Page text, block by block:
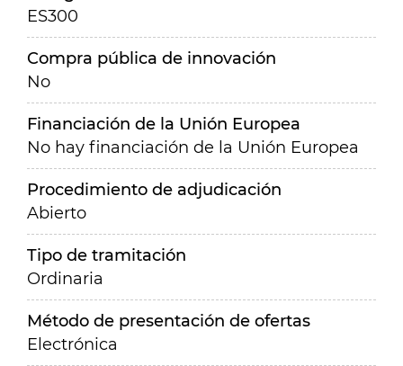
ES300
Compra pública de innovación
No
Financiación de la Unión Europea
No hay financiación de la Unión Europea
Procedimiento de adjudicación
Abierto
Tipo de tramitación
Ordinaria
Método de presentación de ofertas
Electrónica